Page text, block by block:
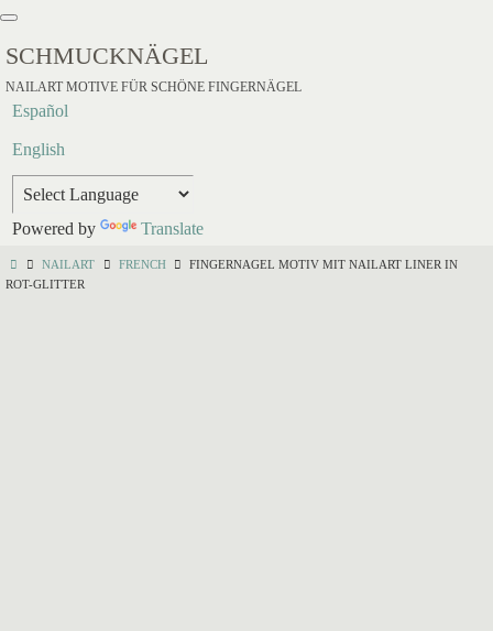
SCHMUCKNÄGEL
NAILART MOTIVE FÜR SCHÖNE FINGERNÄGEL
Español
English
Powered by Translate
NAILART FRENCH
FINGERNAGEL MOTIV MIT NAILART LINER IN
ROT-GLITTER